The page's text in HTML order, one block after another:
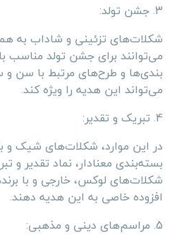
3. جشن تولد:
شکلات‌های تزئینی و شاداب به
می‌توانند برای جشن تولد مناسب
بندی‌ها و طرح‌های مرتبط با
می‌تواند این هدیه را ویژه کند.
4. تبریک و تقدیر:
در این موارد، شکلات‌های شیک و
بسته‌بندی معنادار، نماد تقدیر
شکلات‌های لوکس، خارجی و با
افزوده خاصی به این هدیه دهند.
5. مراسم‌های دینی و مذهبی: